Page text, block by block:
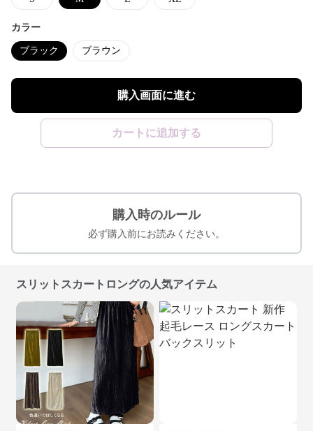
カラー
ブラック ブラウン
購入画面に進む
カートに追加する
購入時のルール
必ず購入前にお読みください。
スリットスカートロングの人気アイテム